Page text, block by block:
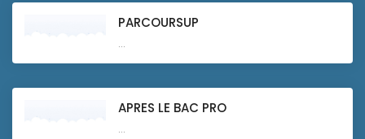
PARCOURSUP
...
APRES LE BAC PRO
...